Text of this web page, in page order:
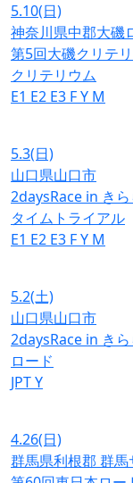
5.10(日)
神奈川県中郡大磯
第5回大磯クリテ
クリテリウム
E1 E2 E3 FY M
5.3(日)
山口県山口市
2daysRace in き
タイムトライアル
E1 E2 E3 FY M
5.2(土)
山口県山口市
2daysRace in き
ロード
JPTY
4.26(日)
群馬県利根郡 群